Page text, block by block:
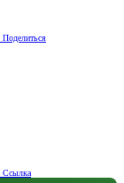
Поделиться
Ссылка